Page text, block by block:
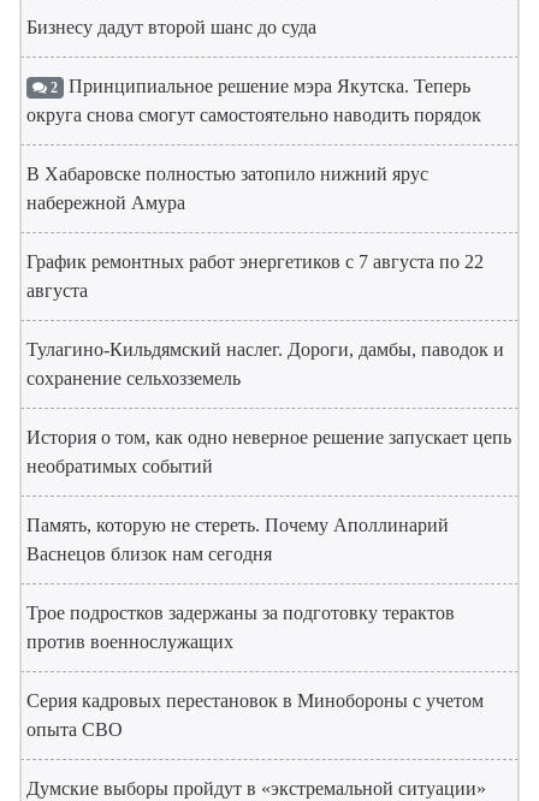
Бизнесу дадут второй шанс до суда
2 Принципиальное решение мэра Якутска. Теперь
округа снова смогут самостоятельно наводить порядок
В Хабаровске полностью затопило нижний ярус
набережной Амура
График ремонтных работ энергетиков с 7 августа по 22
августа
Тулагино-Кильдямский наслег. Дороги, дамбы, паводок и
сохранение сельхозземель
История о том, как одно неверное решение запускает цепь
необратимых событий
Память, которую не стереть. Почему Аполлинарий
Васнецов близок нам сегодня
Трое подростков задержаны за подготовку терактов
против военнослужащих
Серия кадровых перестановок в Минобороны с учетом
опыта СВО
Думские выборы пройдут в «экстремальной ситуации»